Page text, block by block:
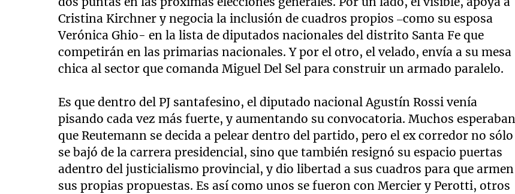
Cristina Kirchner y negocia la inclusión de cuadros propios –como su esposa
Verónica Ghio- en la lista de diputados nacionales del distrito Santa Fe que
competirán en las primarias nacionales. Y por el otro, el velado, envía a su mesa
chica al sector que comanda Miguel Del Sel para construir un armado paralelo.
Es que dentro del PJ santafesino, el diputado nacional Agustín Rossi venía
pisando cada vez más fuerte, y aumentando su convocatoria. Muchos esperaban
que Reutemann se decida a pelear dentro del partido, pero el ex corredor no sólo
se bajó de la carrera presidencial, sino que también resignó su espacio puertas
adentro del justicialismo provincial, y dio libertad a sus cuadros para que armen
sus propias propuestas. Es así como unos se fueron con Mercier y Perotti, otros